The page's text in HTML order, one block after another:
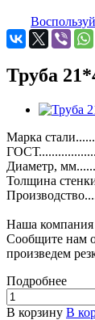
Труба
Марка
Диаметр,
Толщина
Наша компания
Сообщите нам
произведем
Подробнее
В корзину В